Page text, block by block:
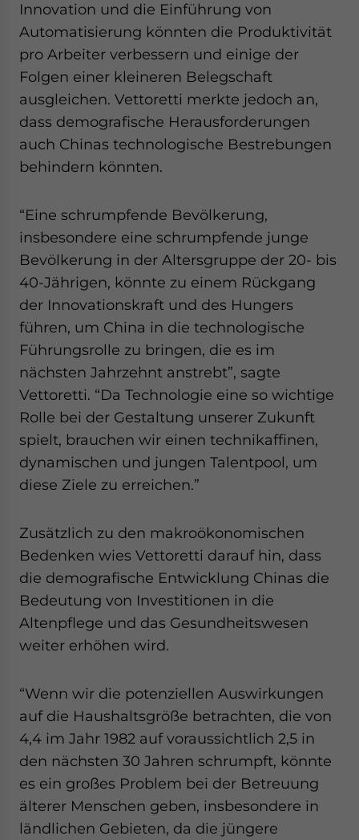
Innovation und die Einführung von
Automatisierung könnten die Produktivität
pro Arbeiter verbessern und einige der
Folgen einer kleineren Belegschaft
ausgleichen. Vettoretti merkte jedoch an,
dass demografische Herausforderungen
auch Chinas technologische Bestrebungen
behindern könnten.
“Eine schrumpfende Bevölkerung,
insbesondere eine schrumpfende junge
Bevölkerung in der Altersgruppe der 20- bis
40-Jährigen, könnte zu einem Rückgang
der Innovationskraft und des Hungers
führen, um China in die technologische
Führungsrolle zu bringen, die es im
nächsten Jahrzehnt anstrebt”, sagte
Vettoretti. “Da Technologie eine so wichtige
Rolle bei der Gestaltung unserer Zukunft
spielt, brauchen wir einen technikaffinen,
dynamischen und jungen Talentpool, um
diese Ziele zu erreichen.”
Zusätzlich zu den makroökonomischen
Bedenken wies Vettoretti darauf hin, dass
die demografische Entwicklung Chinas die
Bedeutung von Investitionen in die
Altenpflege und das Gesundheitswesen
weiter erhöhen wird.
“Wenn wir die potenziellen Auswirkungen
auf die Haushaltsgröße betrachten, die von
4,4 im Jahr 1982 auf voraussichtlich 2,5 in
den nächsten 30 Jahren schrumpft, könnte
es ein großes Problem bei der Betreuung
älterer Menschen geben, insbesondere in
ländlichen Gebieten, da die jüngere